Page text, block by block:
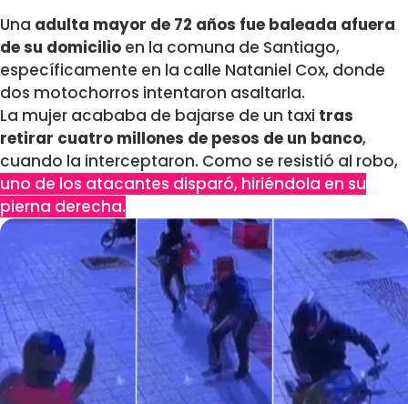
Una adulta mayor de 72 años fue baleada afuera
de su domicilio en la comuna de Santiago,
específicamente en la calle Nataniel Cox, donde
dos motochorros intentaron asaltarla.
La mujer acababa de bajarse de un taxi tras
retirar cuatro millones de pesos de un banco,
cuando la interceptaron. Como se resistió al robo,
uno de los atacantes disparó, hiriéndola en su
pierna derecha.